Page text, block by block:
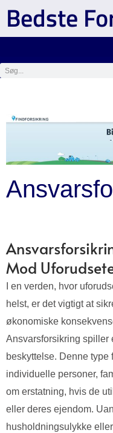
Bedste
Mod
I en verden, hvor
helst, er det vigtigt at
økonomiske
Ansvarsforsikring spiller
beskyttelse. Denne
individuelle personer,
om erstatning, hvis de
eller deres ejendom.
husholdningsulykke